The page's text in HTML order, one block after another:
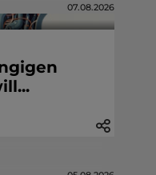
07.08.2026